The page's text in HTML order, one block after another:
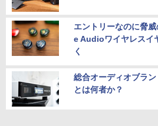
エントリーなのに脅
e Audioワイヤレスイ
く
総合オーディオブラ
とは何者か？